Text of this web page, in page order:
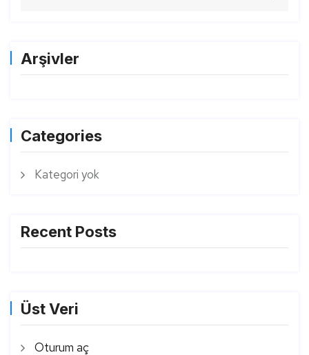
Arşivler
Categories
Kategori yok
Recent Posts
Üst Veri
Oturum aç